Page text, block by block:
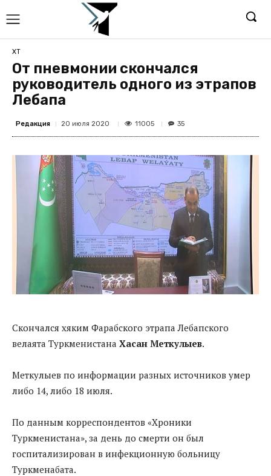
ХТ
От пневмонии скончался
руководитель одного из этрапов
Лебапа
Редакция 20 июля 2020 11005 35
Cкончался хяким Фарабского этрапа Лебапского
велаята Туркменистана Хасан Меткулыев.
Меткулыев по информации разных источников умер
либо 14, либо 18 июля.
По данным корреспондентов «Хроники
Туркменистана», за день до смерти он был
госпитализирован в инфекционную больницу
Туркменабата.